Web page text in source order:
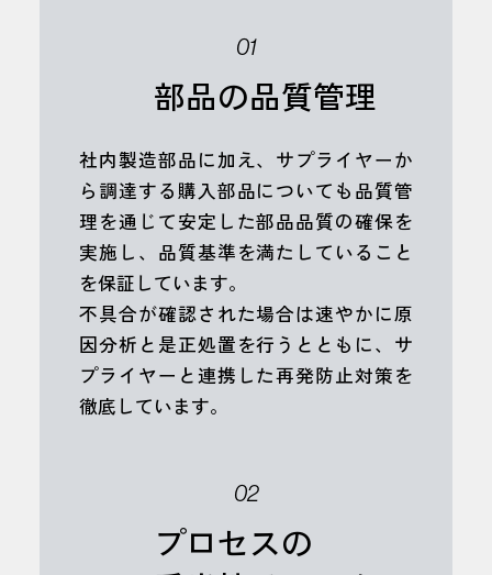
01
部品の品質管理
社内製造部品に加え、サプライヤーか
ら調達する購入部品についても品質管
理を通じて安定した部品品質の確保を
実施し、品質基準を満たしていること
を保証しています。
不具合が確認された場合は速やかに原
因分析と是正処置を行うとともに、サ
プライヤーと連携した再発防止対策を
徹底しています。
02
プロセスの